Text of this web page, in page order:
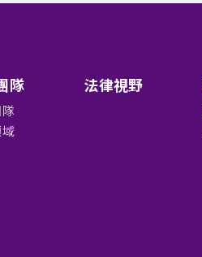
隊 法律視野